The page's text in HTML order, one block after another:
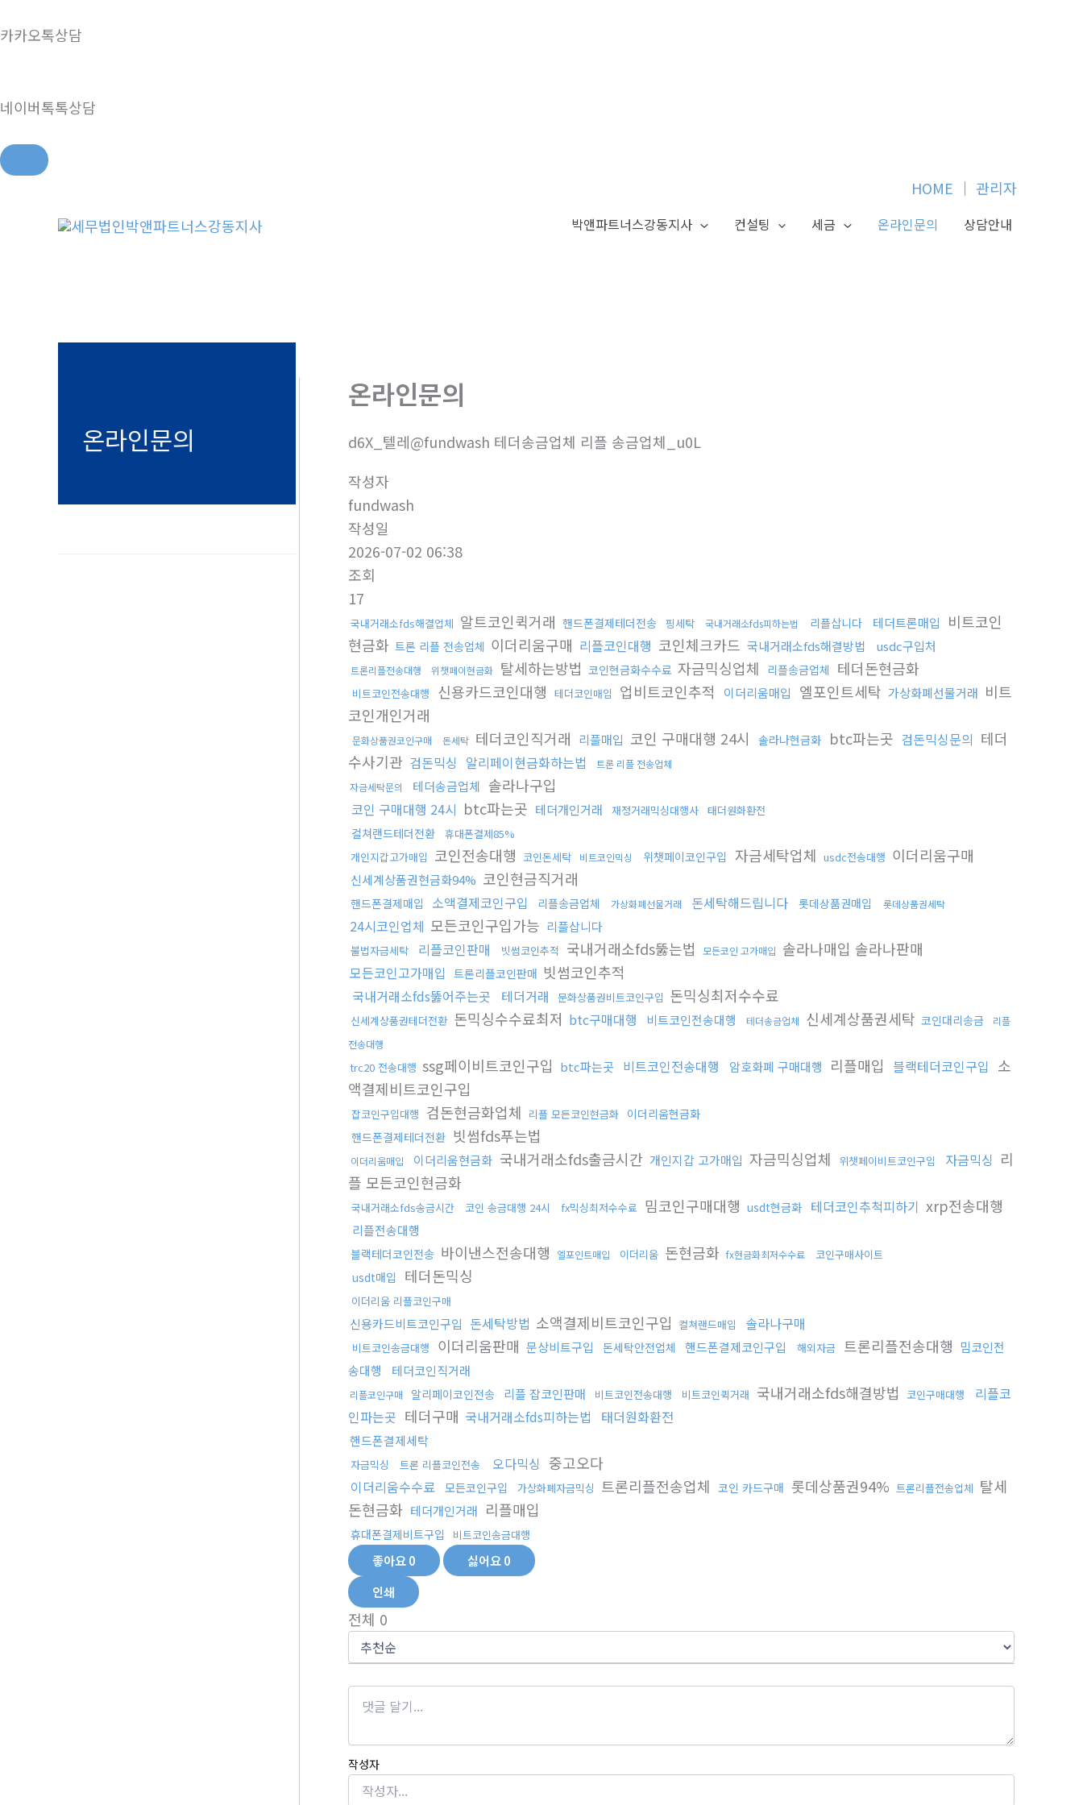
카카오톡상담
네이버톡톡상담
HOME │ 관리자
박앤파트너스강동지사 컨설팅 세금 온라인문의 상담안내
온라인문의
온라인문의
d6X_텔레@fundwash 테더송금업체 리플 송금업체_u0L
작성자
fundwash
작성일
2026-07-02 06:38
조회
17
국내거래소fds해결업체 알트코인퀵거래 핸드폰결제테더전송 핑세탁 국내거래소fds피하는법 리플삽니다 테더트론매입
비트코인
현금화 트론 리플 전송업체 이더리움구매 리플코인대행 코인체크카드 국내거래소fds해결방법 usdc구입처
트론리플전송대행 위챗페이현금화 탈세하는방법 코인현금화수수료 자금믹싱업체 리플송금업체 테더돈현금화
비트코인전송대행 신용카드코인대행 테더코인매입 업비트코인추적 이더리움매입 엘포인트세탁 가상화폐선물거래 비트
코인개인거래
문화상품권코인구매 돈세탁 테더코인직거래 리플매입 코인 구매대행 24시 솔라나현금화 btc파는곳 검돈믹싱문의 테더
수사기관 검돈믹싱 알리페이현금화하는법
트론 리플 전송업체
자금세탁문의
테더송금업체 솔라나구입
코인 구매대행 24시 btc파는곳 테더개인거래 재정거래믹싱대행사 태더원화환전
컬쳐랜드테더전환
휴대폰결제85%
개인지갑고가매입 코인전송대행 코인돈세탁 비트코인믹싱 위챗페이코인구입 자금세탁업체 usdc전송대행 이더리움구매
신세계상품권현금화94% 코인현금직거래
핸드폰결제매입 소액결제코인구입 리플송금업체 가상화폐선물거래 돈세탁해드립니다 롯데상품권매입 롯데상품권세탁
24시코인업체 모든코인구입가능 리플삽니다
불법자금세탁 리플코인판매 빗썸코인추적 국내거래소fds뚫는법 모든코인 고가매입 솔라나매입 솔라나판매
모든코인고가매입 트론리플코인판매 빗썸코인추적
국내거래소fds뚫어주는곳 테더거래 문화상품권비트코인구입 돈믹싱최저수수료
신세계상품권테더전환 돈믹싱수수료최저 btc구매대행 비트코인전송대행 테더송금업체 신세계상품권세탁 코인대리송금
리플
전송대행
trc20 전송대행 ssg페이비트코인구입 btc파는곳 비트코인전송대행 암호화폐 구매대행 리플매입 블랙테더코인구입 소
액결제비트코인구입
잡코인구입대행 검돈현금화업체 리플 모든코인현금화 이더리움현금화
핸드폰결제테더전환 빗썸fds푸는법
이더리움매입 이더리움현금화 국내거래소fds출금시간 개인지갑 고가매입 자금믹싱업체 위챗페이비트코인구입 자금믹싱 리
플 모든코인현금화
국내거래소fds송금시간 코인 송금대행 24시 fx믹싱최저수수료 밈코인구매대행 usdt현금화 테더코인추척피하기 xrp전송대행
리플전송대행
블랙테더코인전송 바이낸스전송대행 엘포인트매입 이더리움 돈현금화 fx현금화최저수수료 코인구매사이트
usdt매입 테더돈믹싱
이더리움 리플코인구매
신용카드비트코인구입 돈세탁방법 소액결제비트코인구입 컬쳐랜드매입 솔라나구매
비트코인송금대행 이더리움판매 문상비트구입 돈세탁안전업체 핸드폰결제코인구입 해외자금 트론리플전송대행 밈코인전
송대행
테더코인직거래
리플코인구매 알리페이코인전송 리플 잡코인판매 비트코인전송대행 비트코인퀵거래 국내거래소fds해결방법 코인구매대행
리플코
인파는곳 테더구매 국내거래소fds피하는법 태더원화환전
핸드폰결제세탁
자금믹싱 트론 리플코인전송 오다믹싱 중고오다
이더리움수수료 모든코인구입 가상화폐자금믹싱 트론리플전송업체 코인 카드구매 롯데상품권94% 트론리플전송업체 탈세
돈현금화 테더개인거래 리플매입
휴대폰결제비트구입 비트코인송금대행
좋아요0 싫어요0
인쇄
전체 0
작성자